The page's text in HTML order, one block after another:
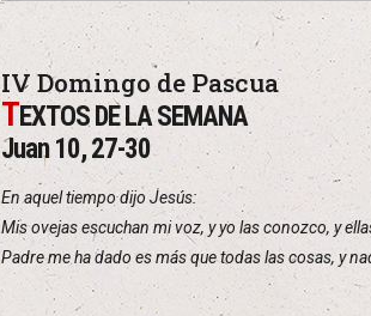
IV Domingo de Pascua
TEXTOS DE LA SEMANA
Juan 10, 27-30
En aquel tiempo dijo Jesús:
Mis ovejas escuchan mi voz, y yo las conozco, y
Padre me ha dado es más que todas las cosas, y